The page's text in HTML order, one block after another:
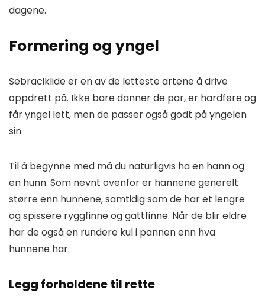
dagene.
Formering og yngel
Sebraciklide er en av de letteste artene å drive
oppdrett på. Ikke bare danner de par, er hardføre og
får yngel lett, men de passer også godt på yngelen
sin.
Til å begynne med må du naturligvis ha en hann og
en hunn. Som nevnt ovenfor er hannene generelt
større enn hunnene, samtidig som de har et lengre
og spissere ryggfinne og gattfinne. Når de blir eldre
har de også en rundere kul i pannen enn hva
hunnene har.
Legg forholdene til rette